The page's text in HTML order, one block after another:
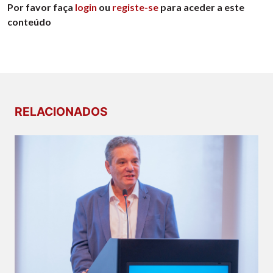
Por favor faça login ou registe-se para aceder a este
conteúdo
RELACIONADOS